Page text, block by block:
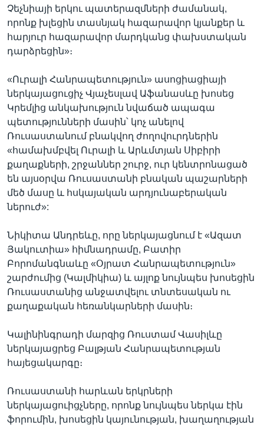
Չեչնիայի երկու պատերազմների ժամանակ,
որոնք խլեցին տասնյակ հազարավոր կյանքեր և
հարյուր հազարավոր մարդկանց փախստական
դարձրեցին»։
«Ուրալի Հանրապետություն» ասոցիացիայի
ներկայացուցիչ Վյաչեսլավ Աֆանասևը խոսեց
Կրեմլից անկախություն նվաճած ապագա
պետությունների մասին՝ կոչ անելով
Ռուսաստանում բնակվող ժողովուրդներին
«համախմբվել Ուրալի և Արևմտյան Սիբիրի
քաղաքների, շրջաններ շուրջ, ուր կենտրոնացած
են այսօրվա Ռուսաստանի բնական պաշարների
մեծ մասը և հսկայական արդյունաբերական
ներուժ»:
Նիկիտա Անդրեևը, որը ներկայացնում է «Ազատ
Յակուտիա» հիմնադրամը, Բատիր
Բորոմանգնաևը «Օյրատ Հանրապետություն»
շարժումից (Կալմիկիա) և այլոք նույնպես խոսեցին
Ռուսաստանից անջատվելու տնտեսական ու
քաղաքական հեռանկարների մասին։
Կալինինգրադի մարզից Ռուստամ Վասիլևը
ներկայացրեց Բալթյան Հանրապետության
հայեցակարգը։
Ռուսաստանի հարևան երկրների
ներկայացուիցչները, որոնք նույնպես ներկա էին
ֆորումին, խոսեցին կայունության, խաղաղության